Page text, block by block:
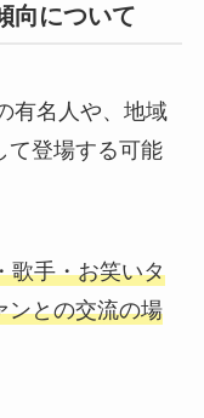
向について
有名人や、地域
て登場する可能
歌手・お笑いタ
ンとの交流の場